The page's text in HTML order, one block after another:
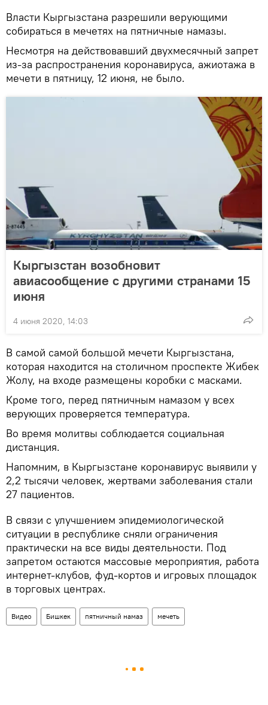
Власти Кыргызстана разрешили верующими
собираться в мечетях на пятничные намазы.
Несмотря на действовавший двухмесячный запрет
из-за распространения коронавируса, ажиотажа в
мечети в пятницу, 12 июня, не было.
Кыргызстан возобновит
авиасообщение с другими странами 15
июня
4 июня 2020, 14:03
В самой самой большой мечети Кыргызстана,
которая находится на столичном проспекте Жибек
Жолу, на входе размещены коробки с масками.
Кроме того, перед пятничным намазом у всех
верующих проверяется температура.
Во время молитвы соблюдается социальная
дистанция.
Напомним, в Кыргызстане коронавирус выявили у
2,2 тысячи человек, жертвами заболевания стали
27 пациентов.
В связи с улучшением эпидемиологической
ситуации в республике сняли ограничения
практически на все виды деятельности. Под
запретом остаются массовые мероприятия, работа
интернет-клубов, фуд-кортов и игровых площадок
в торговых центрах.
Видео Бишкек пятничный намаз мечеть